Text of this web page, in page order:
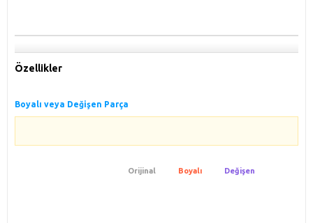
Özellikler
Boyalı veya Değişen Parça
Orijinal Boyalı Değişen